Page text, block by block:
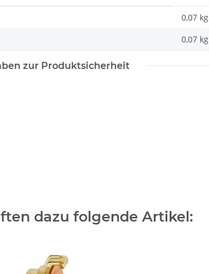
0,07 kg
0,07 kg
zur Produktsicherheit
dazu folgende Artikel: